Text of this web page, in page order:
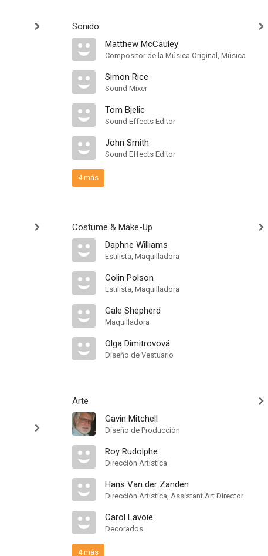
Sonido
Matthew McCauley
Compositor de la Música Original, Música
Simon Rice
Sound Mixer
Tom Bjelic
Sound Effects Editor
John Smith
Sound Effects Editor
4 más
Costume & Make-Up
Daphne Williams
Estilista, Maquilladora
Colin Polson
Estilista, Maquilladora
Gale Shepherd
Maquilladora
Olga Dimitrovová
Diseño de Vestuario
Arte
Gavin Mitchell
Diseño de Producción
Roy Rudolphe
Dirección Artística
Hans Van der Zanden
Dirección Artística, Assistant Art Director
Carol Lavoie
Decorados
4 más